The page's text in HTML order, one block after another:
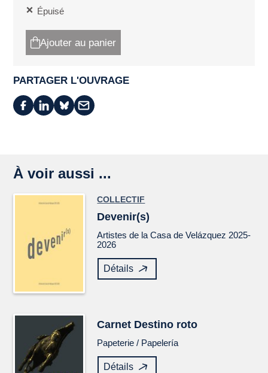
Épuisé
Ajouter au panier
PARTAGER L'OUVRAGE
À voir aussi ...
COLLECTIF
Devenir(s)
Artistes de la Casa de Velázquez 2025-
2026
Détails
Carnet Destino roto
Papeterie / Papelería
Détails